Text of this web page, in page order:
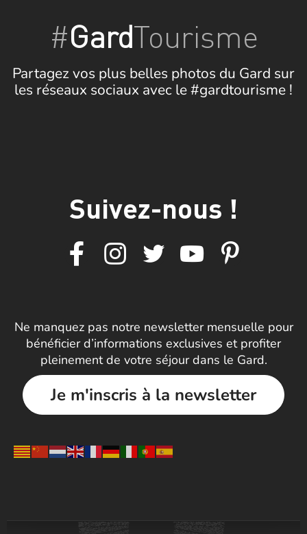
#GardTourisme
Partagez vos plus belles photos du Gard sur
les réseaux sociaux avec le #gardtourisme !
Suivez-nous !
Ne manquez pas notre newsletter mensuelle pour
bénéficier d’informations exclusives et profiter
pleinement de votre séjour dans le Gard.
Je m'inscris à la newsletter